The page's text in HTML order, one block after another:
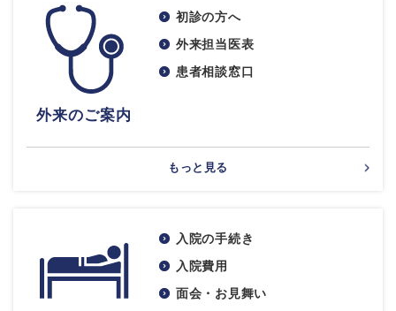
外来のご案内
初診の方へ
外来担当医表
患者相談窓口
もっと見る
入院の手続き
入院費用
面会・お見舞い